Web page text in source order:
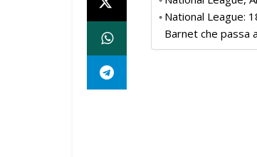
National League:
Barnet che passa